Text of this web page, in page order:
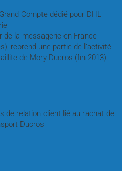
Compte dédié pour DHL
de la messagerie en France
reprend une partie de l’activité
de Mory Ducros (fin 2013)
de relation client lié au rachat de
Ducros